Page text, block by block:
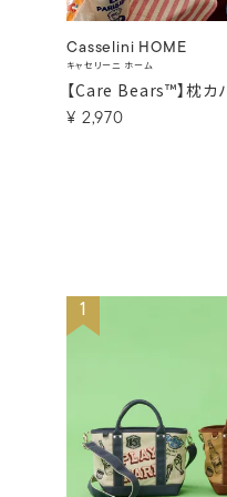
Casselini HOME
キャセリーニ ホーム
【Care Bears™】枕カ
¥ 2,970
1